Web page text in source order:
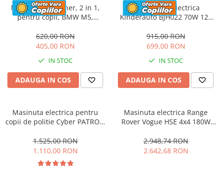
Masinuta cu maner, 2 in 1,
pentru copii, BMW M5,
620,00 RON
405,00 RON
IN STOC
ADAUGA IN COS
Motocicleta electrica
Kinderauto BJH022 70W 12V
culoare Rosie
915,00 RON
699,00 RON
IN STOC
ADAUGA IN COS
Masinuta electrica pentru
copii de politie Cyber PATROL,
90W, 12V, Black & White
1.525,00 RON
1.110,00 RON
Masinuta electrica Range
Rover Vogue HSE 4x4 180W
2.948,74 RON
2.642,68 RON